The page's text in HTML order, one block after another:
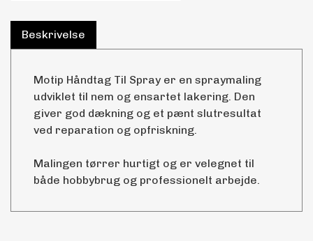
Beskrivelse
Motip Håndtag Til Spray er en spraymaling
udviklet til nem og ensartet lakering. Den
giver god dækning og et pænt slutresultat
ved reparation og opfriskning.
Malingen tørrer hurtigt og er velegnet til
både hobbybrug og professionelt arbejde.